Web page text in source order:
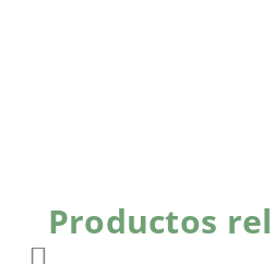
Productos